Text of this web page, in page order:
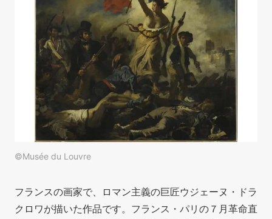
©Musée du Louvre
フランスの画家で、ロマン主義の巨匠ウジェーヌ・ドラ
クロワが描いた作品です。フランス・パリの７月革命直